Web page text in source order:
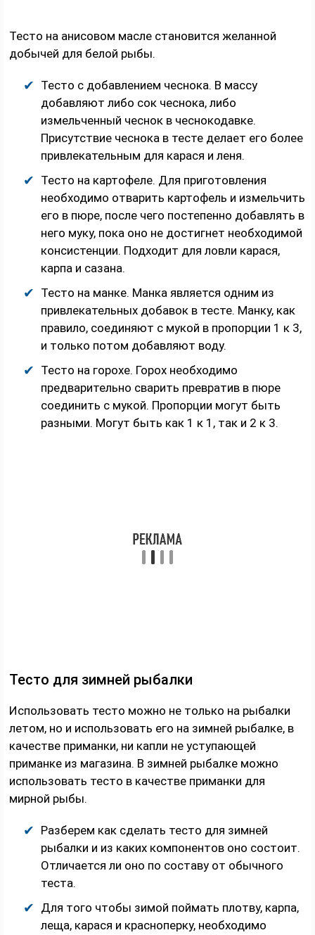
Тесто на анисовом масле становится желанной
добычей для белой рыбы.
Тесто с добавлением чеснока. В массу
добавляют либо сок чеснока, либо
измельченный чеснок в чеснокодавке.
Присутствие чеснока в тесте делает его более
привлекательным для карася и леня.
Тесто на картофеле. Для приготовления
необходимо отварить картофель и измельчить
его в пюре, после чего постепенно добавлять в
него муку, пока оно не достигнет необходимой
консистенции. Подходит для ловли карася,
карпа и сазана.
Тесто на манке. Манка является одним из
привлекательных добавок в тесте. Манку, как
правило, соединяют с мукой в пропорции 1 к 3,
и только потом добавляют воду.
Тесто на горохе. Горох необходимо
предварительно сварить превратив в пюре
соединить с мукой. Пропорции могут быть
разными. Могут быть как 1 к 1, так и 2 к 3.
Тесто для зимней рыбалки
Использовать тесто можно не только на рыбалки
летом, но и использовать его на зимней рыбалке, в
качестве приманки, ни капли не уступающей
приманке из магазина. В зимней рыбалке можно
использовать тесто в качестве приманки для
мирной рыбы.
Разберем как сделать тесто для зимней
рыбалки и из каких компонентов оно состоит.
Отличается ли оно по составу от обычного
теста.
Для того чтобы зимой поймать плотву, карпа,
леща, карася и красноперку, необходимо